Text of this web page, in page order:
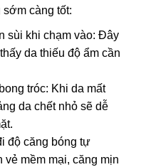
càng tốt:
sùi khi chạm vào: Đây
da thiếu độ ẩm cần
tróc: Khi da mất
da chết nhỏ sẽ dễ
độ căng bóng tự
vẻ mềm mại, căng mịn